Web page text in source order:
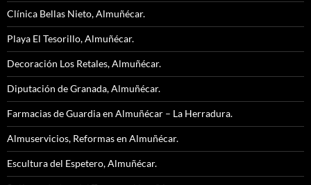
Clínica Bellas Nieto, Almuñécar.
Playa El Tesorillo, Almuñécar.
Decoración Los Retales, Almuñécar.
Diputación de Granada, Almuñécar.
Farmacias de Guardia en Almuñécar – La Herradura.
Almuservicios, Reformas en Almuñécar.
Escultura del Espetero, Almuñécar.